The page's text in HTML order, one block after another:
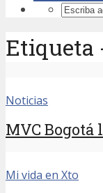
Etiqueta
Noticias
MVC
Mi vida en Xto